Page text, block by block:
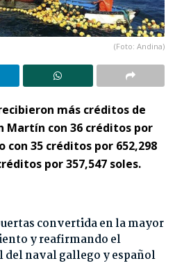
(Foto: Andina)
más créditos de
Martín con 36 créditos por
con 35 créditos por 652,298
por 357,547 soles.
convertida en la mayor
y reafirmando el
naval gallego y español